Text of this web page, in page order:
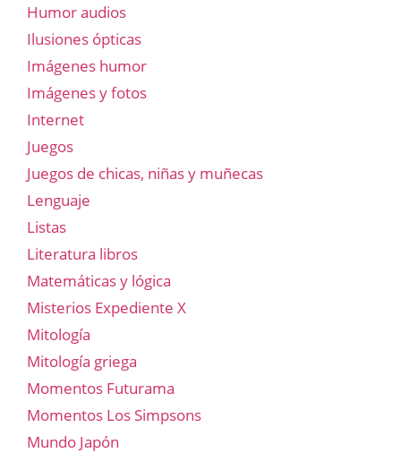
Humor audios
Ilusiones ópticas
Imágenes humor
Imágenes y fotos
Internet
Juegos
Juegos de chicas, niñas y muñecas
Lenguaje
Listas
Literatura libros
Matemáticas y lógica
Misterios Expediente X
Mitología
Mitología griega
Momentos Futurama
Momentos Los Simpsons
Mundo Japón